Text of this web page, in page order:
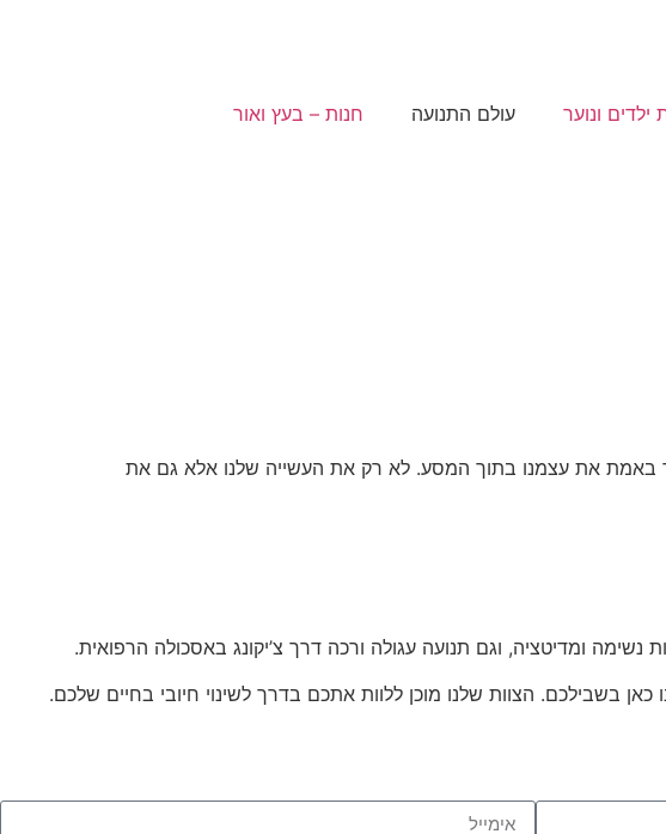
ילדים ונוער עולם התנועה חנות – בעץ ואור
באמת את עצמנו בתוך המסע. לא רק את העשייה שלנו אלא גם את
ומדיטציה, וגם תנועה עגולה ורכה דרך צ’יקונג באסכולה הרפואית.
בשבילכם. הצוות שלנו מוכן ללוות אתכם בדרך לשינוי חיובי בחיים שלכם.